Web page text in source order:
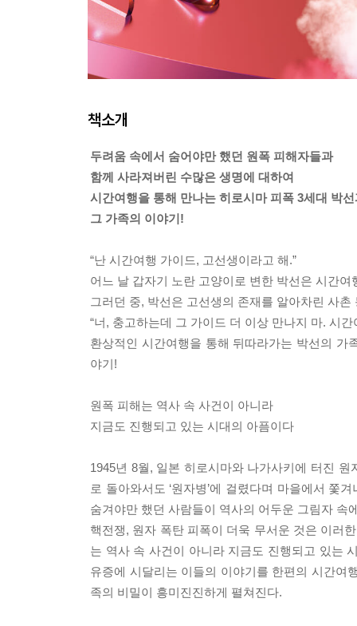
책소개
두려움 속에서 숨어야만 했던 원폭 피해자들과
함께 사라져버린 수많은 생명에 대하여
시간여행을 통해 만나는 히로시마 피폭 3세대 박선
그 가족의 이야기!
“난 시간여행 가이드, 고선생이라고 해.”
어느 날 갑자기 노란 고양이로 변한 박선은 시간여
그러던 중, 박선은 고선생의 존재를 알아차린 사
“너, 충고하는데 그 가이드 더 이상 만나지 마. 시
환상적인 시간여행을 통해 뒤따라가는 박선의
야기!
원폭 피해는 역사 속 사건이 아니라
지금도 진행되고 있는 시대의 아픔이다
1945년 8월, 일본 히로시마와 나가사키에 터진
로 돌아와서도 ‘원자병’에 걸렸다며 마을에서 쫓
숨겨야만 했던 사람들이 역사의 어두운 그림자 속
핵전쟁, 원자 폭탄 피폭이 더욱 무서운 것은 이러
는 역사 속 사건이 아니라 지금도 진행되고 있는
유증에 시달리는 이들의 이야기를 한편의 시간여
족의 비밀이 흥미진진하게 펼쳐진다.